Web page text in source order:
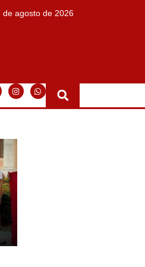
de agosto de 2026